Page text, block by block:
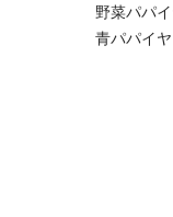
野菜パパ
青パパイヤ